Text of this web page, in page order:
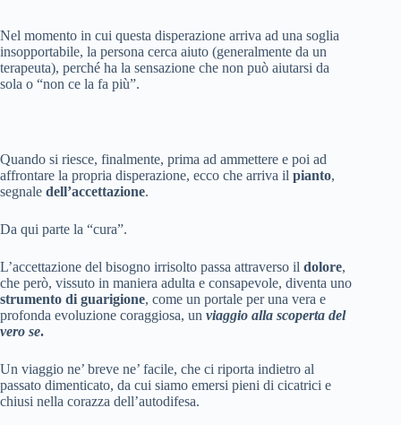
Nel momento in cui questa disperazione arriva ad una soglia
insopportabile, la persona cerca aiuto (generalmente da un
terapeuta), perché ha la sensazione che non può aiutarsi da
sola o “non ce la fa più”.
Quando si riesce, finalmente, prima ad ammettere e poi ad
affrontare la propria disperazione, ecco che arriva il pianto,
segnale dell’accettazione.
Da qui parte la “cura”.
L’accettazione del bisogno irrisolto passa attraverso il dolore,
che però, vissuto in maniera adulta e consapevole, diventa uno
strumento di guarigione, come un portale per una vera e
profonda evoluzione coraggiosa, un viaggio alla scoperta del
vero se.
Un viaggio ne’ breve ne’ facile, che ci riporta indietro al
passato dimenticato, da cui siamo emersi pieni di cicatrici e
chiusi nella corazza dell’autodifesa.